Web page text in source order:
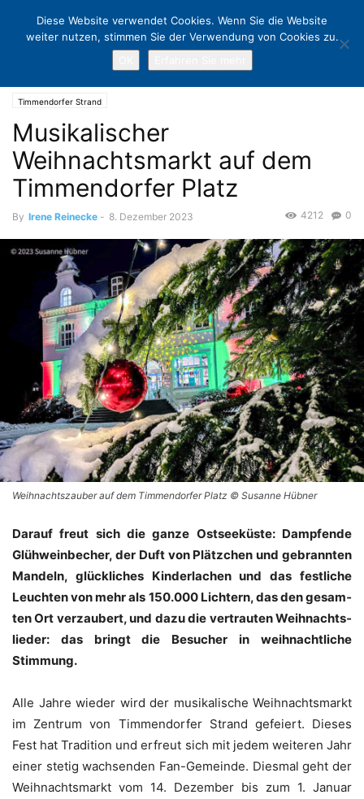
Timmendorfer Strand
Musikalischer
Weihnachtsmarkt auf dem
Timmendorfer Platz
By Irene Reinecke - 8. Dezember 2023 0
4212
Weihnachtszauber auf dem Timmendorfer Platz © Susanne Hübner
Dar­auf freut sich die gan­ze Ost­see­küs­te: Damp­fen­de
Glüh­wein­be­cher, der Duft von Plätz­chen und gebrann­ten
Man­deln, glück­li­ches Kin­der­la­chen und das fest­li­che
Leuch­ten von mehr als 150.000 Lich­tern, das den gesam­
ten Ort ver­zau­bert, und dazu die ver­trau­ten Weih­nachts­
lie­der: das bringt die Besu­cher in weih­nacht­li­che
Stimmung.
Alle Jah­re wie­der wird der musi­ka­li­sche Weih­nachts­markt
im Zen­trum von Tim­men­dor­fer Strand gefei­ert. Die­ses
Fest hat Tra­di­ti­on und erfreut sich mit jedem wei­te­ren Jahr
einer ste­tig wach­sen­den Fan-Gemein­de. Dies­mal geht der
Weih­nachts­markt vom 14. Dezem­ber bis zum 1. Janu­ar
Diese Website verwendet Cookies. Wenn Sie die Website
weiter nutzen, stimmen Sie der Verwendung von Cookies zu.